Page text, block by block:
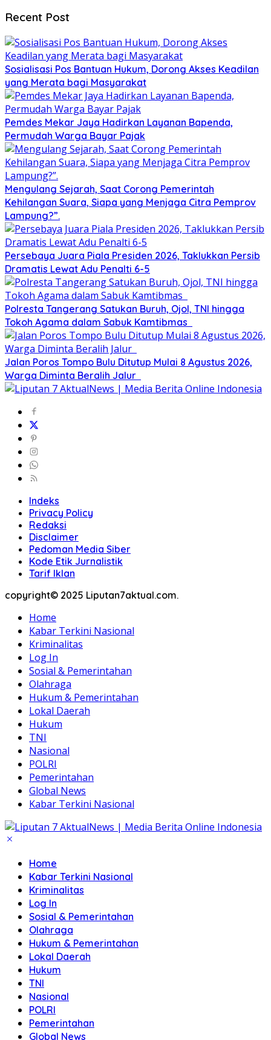
Recent Post
Sosialisasi Pos Bantuan Hukum, Dorong Akses Keadilan
yang Merata bagi Masyarakat
Pemdes Mekar Jaya Hadirkan Layanan Bapenda,
Permudah Warga Bayar Pajak
Mengulang Sejarah, Saat Corong Pemerintah
Kehilangan Suara, Siapa yang Menjaga Citra Pemprov
Lampung?”.
Persebaya Juara Piala Presiden 2026, Taklukkan Persib
Dramatis Lewat Adu Penalti 6-5
Polresta Tangerang Satukan Buruh, Ojol, TNI hingga
Tokoh Agama dalam Sabuk Kamtibmas
Jalan Poros Tompo Bulu Ditutup Mulai 8 Agustus 2026,
Warga Diminta Beralih Jalur
Indeks
Privacy Policy
Redaksi
Disclaimer
Pedoman Media Siber
Kode Etik Jurnalistik
Tarif Iklan
copyright© 2025 Liputan7aktual.com.
Home
Kabar Terkini Nasional
Kriminalitas
Log In
Sosial & Pemerintahan
Olahraga
Hukum & Pemerintahan
Lokal Daerah
Hukum
TNI
Nasional
POLRI
Pemerintahan
Global News
Kabar Terkini Nasional
Home
Kabar Terkini Nasional
Kriminalitas
Log In
Sosial & Pemerintahan
Olahraga
Hukum & Pemerintahan
Lokal Daerah
Hukum
TNI
Nasional
POLRI
Pemerintahan
Global News